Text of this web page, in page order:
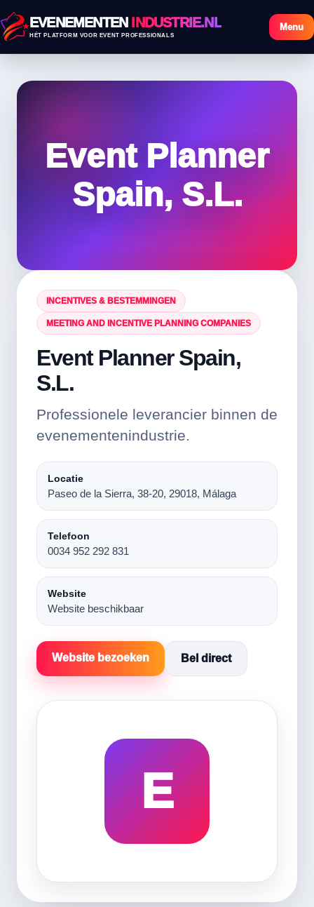
EVENEMENTEN INDUSTRIE.NL
HÉT PLATFORM VOOR EVENT PROFESSIONALS
Menu
Event Planner
Spain, S.L.
INCENTIVES & BESTEMMINGEN
MEETING AND INCENTIVE PLANNING COMPANIES
Event Planner Spain,
S.L.
Professionele leverancier binnen de
evenementenindustrie.
Locatie
Paseo de la Sierra, 38-20, 29018, Málaga
Telefoon
0034 952 292 831
Website
Website beschikbaar
Website bezoeken Bel direct
E